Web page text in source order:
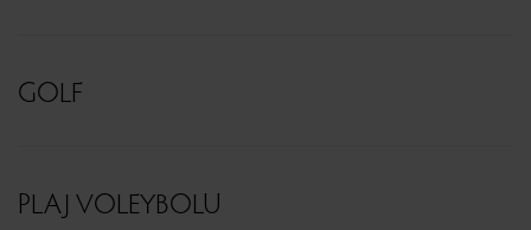
GOLF
PLAJ VOLEYBOLU